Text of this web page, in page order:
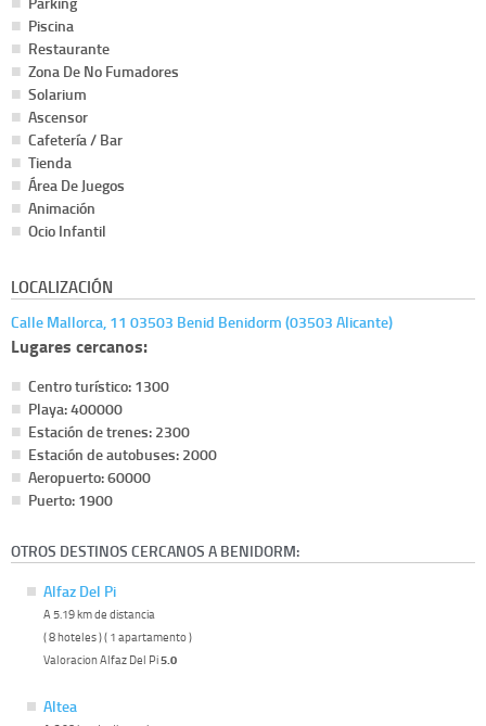
Piscina
Restaurante
Zona De No Fumadores
Solarium
Ascensor
Cafetería / Bar
Tienda
Área De Juegos
Animación
Ocio Infantil
LOCALIZACIÓN
Calle Mallorca, 11 03503 Benid Benidorm (03503 Alicante)
Lugares cercanos:
Centro turístico: 1300
Playa: 400000
Estación de trenes: 2300
Estación de autobuses: 2000
Aeropuerto: 60000
Puerto: 1900
OTROS DESTINOS CERCANOS A BENIDORM:
Alfaz Del Pi
A 5.19 km de distancia
( 8 hoteles ) ( 1 apartamento )
Valoracion Alfaz Del Pi5.0
Altea